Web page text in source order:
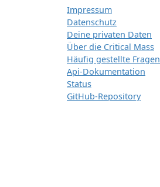
Impressum
Datenschutz
Deine privaten Daten
Über die Critical Mass
Häufig gestellte Fragen
Api-Dokumentation
Status
GitHub-Repository